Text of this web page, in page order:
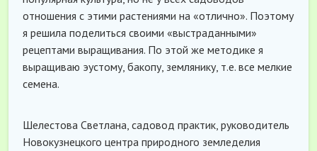
отношения с этими растениями на «отлично». Поэтому
я решила поделиться своими «выстраданными»
рецептами выращивания. По этой же методике я
выращиваю эустому, бакопу, землянику, т.е. все мелкие
семена.
Шелестова Светлана, садовод практик, руководитель
Новокузнецкого центра природного земледелия